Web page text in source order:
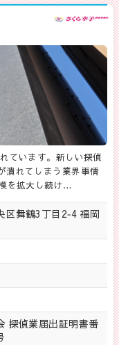
ています。新しい探偵
潰れてしまう業界事情
を拡大し続け…
区舞鶴3丁目2‐4 福岡
探偵業届出証明書番